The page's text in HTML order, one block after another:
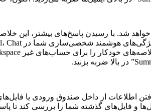
شد. با رسیدن پاسخ‌های بیشتر، این
فایل‌های گذشته شما را بررسی کند تا